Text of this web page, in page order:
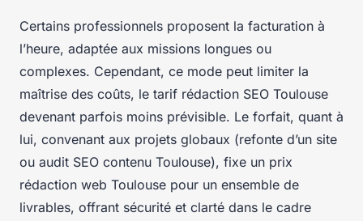
Certains professionnels proposent la facturation à
l’heure, adaptée aux missions longues ou
complexes. Cependant, ce mode peut limiter la
maîtrise des coûts, le tarif rédaction SEO Toulouse
devenant parfois moins prévisible. Le forfait, quant à
lui, convenant aux projets globaux (refonte d’un site
ou audit SEO contenu Toulouse), fixe un prix
rédaction web Toulouse pour un ensemble de
livrables, offrant sécurité et clarté dans le cadre